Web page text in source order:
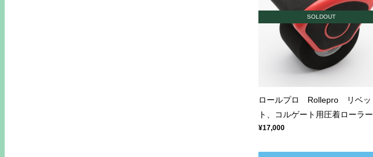
SOLDOUT
ロールプロ Rollepro リベッ
ト、コルゲート用圧着ローラー
¥17,000